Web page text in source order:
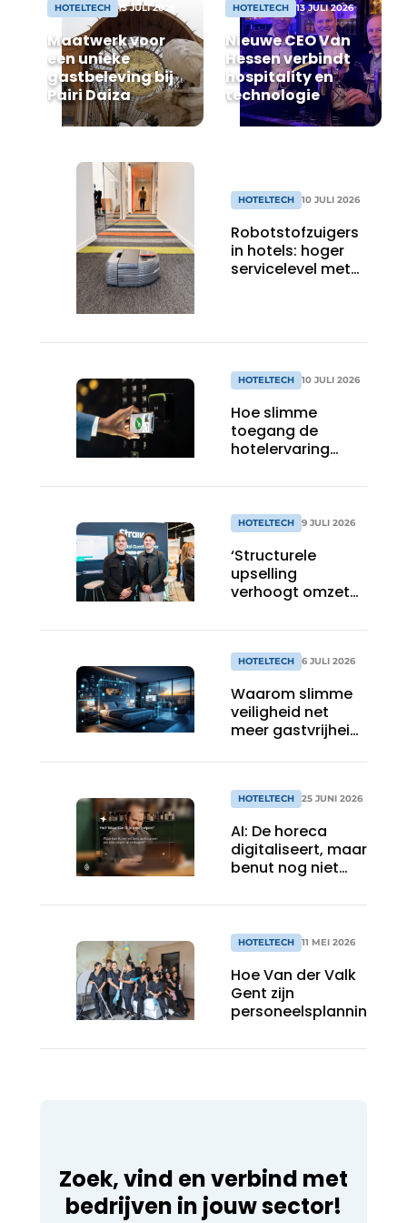
Housekeeping
HOTELTECH 13 JULI 2026
Maatwerk voor
een unieke
gastbeleving bij
Pairi Daiza
HOTELTECH 13 JULI 2026
Nieuwe CEO Van
Hessen verbindt
hospitality en
technologie
HOTELTECH 10 JULI 2026
Robotstofzuigers
in hotels: hoger
servicelevel met
HOTELTECH 10 JULI 2026
Hoe slimme
toegang de
hotelervaring
en gastvrijer
HOTELTECH 9 JULI 2026
‘Structurele
upselling
verhoogt omzet
HOTELTECH 6 JULI 2026
Waarom slimme
veiligheid net
meer gastvrijheid
HOTELTECH 25 JUNI 2026
AI: De horeca
digitaliseert, maar
benut nog niet
HOTELTECH 11 MEI 2026
Hoe Van der Valk
Gent zijn
personeelsplanning
Zoek, vind en verbind met
bedrijven in jouw sector!